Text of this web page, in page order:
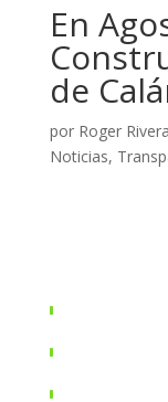
En
de
por Roger Rivera
Noticias,